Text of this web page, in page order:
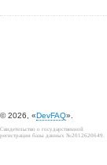
© 2026, «DevFAQ».
Свидетельство о государственной
регистрации базы данных №2012620649.